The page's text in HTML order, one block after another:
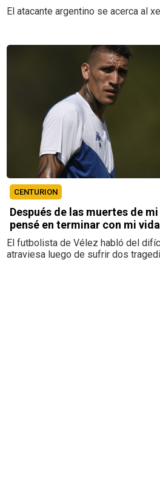
El atacante argentino se acerca al
CENTURION
Después de las muertes de
pensé en terminar con mi vida
El futbolista de Vélez habló del
atraviesa luego de sufrir dos